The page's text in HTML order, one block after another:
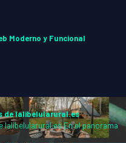
Moderno y Funcional
de lalibelularural.es
lalibelularural.es En el panorama